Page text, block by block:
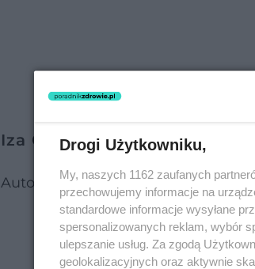
Iza Czajka
Autorka książki "Dieta w wielkim
Drogi Użytkowniku,
My, naszych 1162 zaufanych
przechowujemy informacje na
standardowe informacje wysyłane
spersonalizowanych reklam, wybór
ulepszanie usług. Za zgodą
geolokalizacyjnych oraz aktywnie